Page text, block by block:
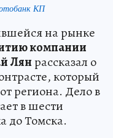
КП
на рынке
компании
Лянрассказал о
который
региона. Дело в
в шести
до Томска.